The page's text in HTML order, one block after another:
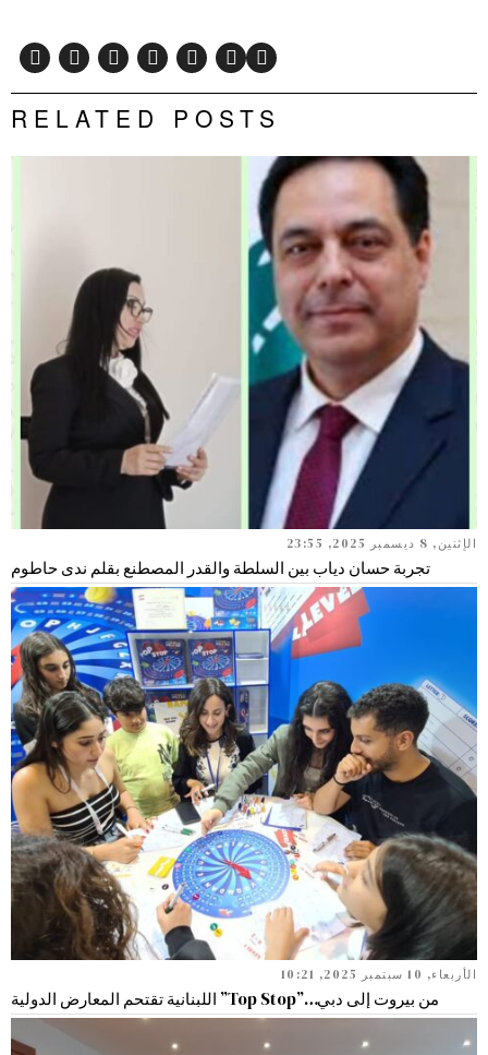
RELATED POSTS
الإثنين, 8 ديسمبر 2025, 23:55
تجربة حسان دياب بين السلطة والقدر المصطنع بقلم ندى حاطوم
الأربعاء, 10 سبتمبر 2025, 10:21
من بيروت إلى دبي…”Top Stop” اللبنانية تقتحم المعارض الدولية